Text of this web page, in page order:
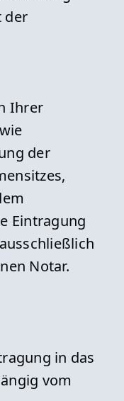
der
Ihrer
der
Eintragung
Notar.
in das
vom